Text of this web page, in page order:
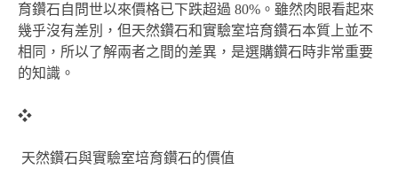
育鑽石自問世以來價格已下跌超過 80%。雖然肉眼看起來
幾乎沒有差別，但天然鑽石和實驗室培育鑽石本質上並不
相同，所以了解兩者之間的差異，是選購鑽石時非常重要
的知識。
❖
天然鑽石與實驗室培育鑽石的價值